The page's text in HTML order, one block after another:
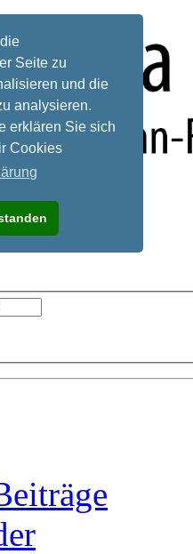
Seite zu
und die
analysieren.
erklären Sie sich
Cookies